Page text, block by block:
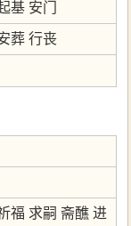
基 安门
葬 行丧
福 求嗣 斋醮 进